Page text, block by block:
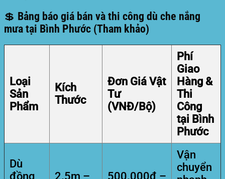
💲 Bảng báo giá bán và thi công dù che nắng
mưa tại Bình Phước (Tham khảo)
Loại
Sản
Phẩm
Kích
Thước
Đơn Giá Vật
Tư
(VNĐ/Bộ)
Phí
Giao
Hàng &
Thi
Công
tại Bình
Phước
Dù
đồng
2.5m –
500.000đ –
Vận
chuyển